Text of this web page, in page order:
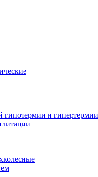
гипотермии и гипертермии